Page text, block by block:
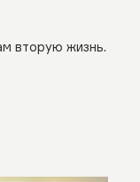
вторую жизнь.